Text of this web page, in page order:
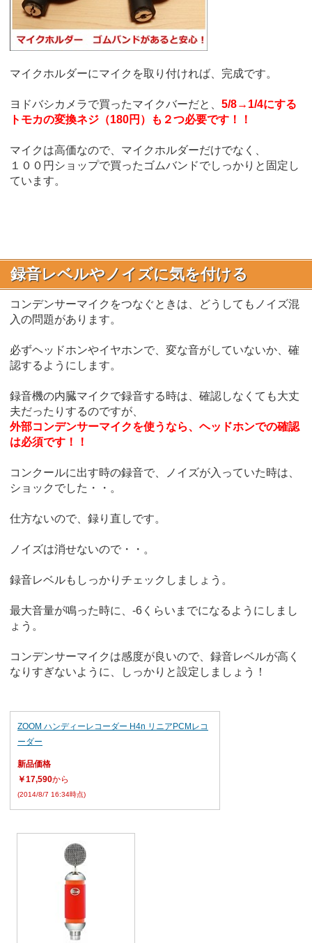
マイクホルダーにマイクを取り付ければ、完成です。
ヨドバシカメラで買ったマイクバーだと、 5/8→1/4にする
トモカの変換ネジ（180円）も２つ必要です！！
マイクは高価なので、マイクホルダーだけでなく、
１００円ショップで買ったゴムバンドでしっかりと固定し
ています。
録音レベルやノイズに気を付ける
コンデンサーマイクをつなぐときは、どうしてもノイズ混
入の問題があります。
必ずヘッドホンやイヤホンで、変な音がしていないか、確
認するようにします。
録音機の内臓マイクで録音する時は、確認しなくても大丈
夫だったりするのですが、
外部コンデンサーマイクを使うなら、ヘッドホンでの確認
は必須です！！
コンクールに出す時の録音で、ノイズが入っていた時は、
ショックでした・・。
仕方ないので、録り直しです。
ノイズは消せないので・・。
録音レベルもしっかりチェックしましょう。
最大音量が鳴った時に、-6くらいまでになるようにしまし
ょう。
コンデンサーマイクは感度が良いので、録音レベルが高く
なりすぎないように、しっかりと設定しましょう！
ZOOM ハンディーレコーダー H4n リニアPCMレコ
ーダー
新品価格
￥17,590から
(2014/8/7 16:34時点)